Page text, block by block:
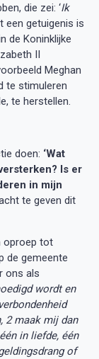
die zei: ‘Ik
een getuigenis is
de Koninklijke
II
Meghan
te stimuleren
te herstellen.
doen: ‘Wat
Is er
in mijn
te geven dit
oproep tot
de gemeente
ons als
wordt en
2 maak mij dan
in liefde, één
of